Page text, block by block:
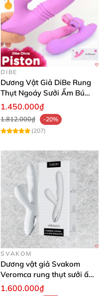
DIBE
Dương Vật Giả DiBe Rung
Thụt Ngoáy Sưởi Ấm Bú
Mút Tình Yêu
1.450.000₫
1.812.000₫
-20%
(207)
SVAKOM
Dương vật giả Svakom
Veromca rung thụt sưởi ấm
hút mạnh mẽ
1.600.000₫